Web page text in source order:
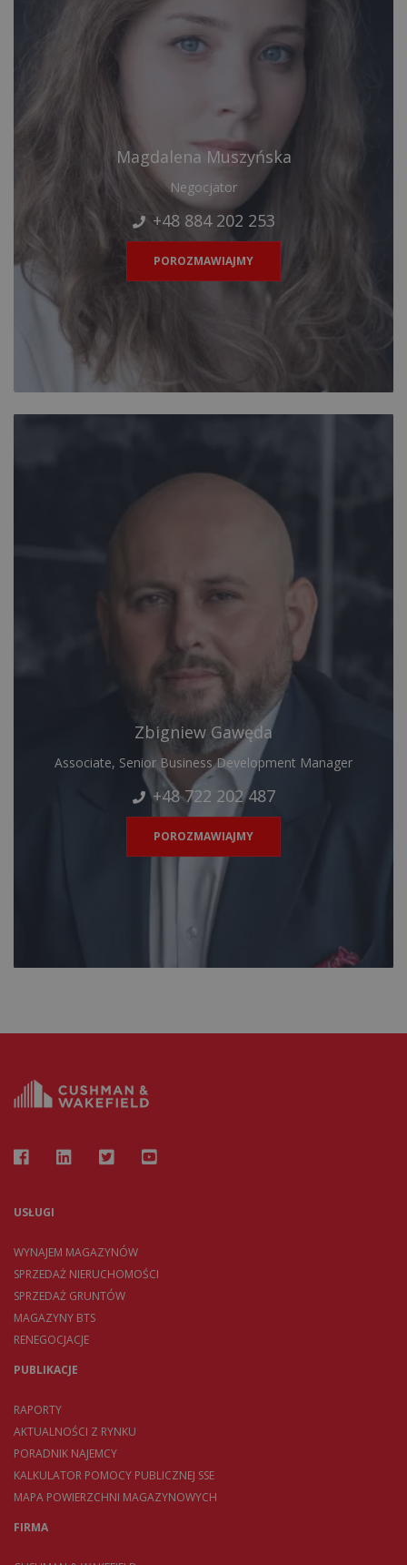
Magdalena Muszyńska
Negocjator
+48 884 202 253
POROZMAWIAJMY
Zbigniew Gawęda
Associate, Senior Business Development Manager
+48 722 202 487
POROZMAWIAJMY
USŁUGI
WYNAJEM MAGAZYNÓW
SPRZEDAŻ NIERUCHOMOŚCI
SPRZEDAŻ GRUNTÓW
MAGAZYNY BTS
RENEGOCJACJE
PUBLIKACJE
RAPORTY
AKTUALNOŚCI Z RYNKU
PORADNIK NAJEMCY
KALKULATOR POMOCY PUBLICZNEJ SSE
MAPA POWIERZCHNI MAGAZYNOWYCH
FIRMA